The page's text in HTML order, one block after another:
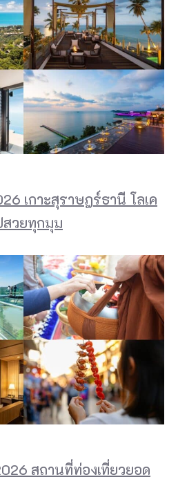
เกาะสุราษฎร์ธานี โลเค
สวยทุกมุม
สถานที่ท่องเที่ยวยอด